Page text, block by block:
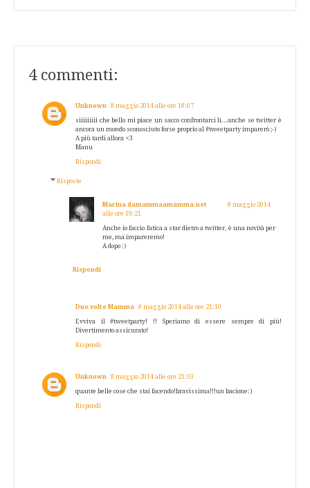
4 commenti:
Unknown 8 maggio 2014 alle ore 18:07
siiiiiiiii che bello mi piace un sacco confrontarci li...anche se twitter è
ancora un mondo sconosciuto forse proprio al #tweetparty imparerò ;-)
A più tardi allora <3
Manu
Rispondi
Risposte
Marina damammaamamma.net
8 maggio 2014
alle ore 19:21
Anche io faccio fatica a star dietro a twitter, è una novità per
me, ma impareremo!
A dopo :)
Rispondi
Due volte Mamma 8 maggio 2014 alle ore 21:10
Evviva il #tweetparty! !! Speriamo di essere sempre di più!
Divertimento assicurato!
Rispondi
Unknown 8 maggio 2014 alle ore 21:33
quante belle cose che stai facendo!bravissima!!!un bacione:)
Rispondi